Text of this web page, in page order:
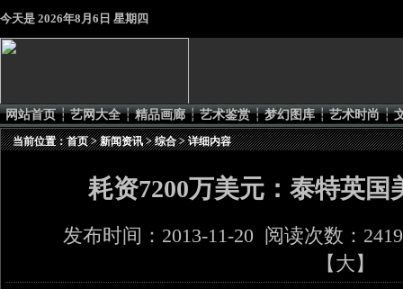
今天是 2026年8月6日 星期四
网站首页 ┆ 艺网大全 ┆ 精品画廊 ┆ 艺术鉴赏 ┆ 梦幻图库 ┆ 艺术时尚 ┆
当前位置：首页>新闻资讯>综合> 详细内容
耗资7200万美元：泰特英国
发布时间：2013-11-20 阅读次数：
【大】